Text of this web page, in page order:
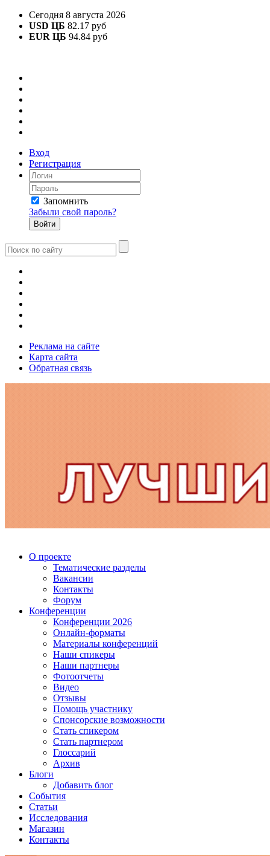
Сегодня 8 августа 2026
USD ЦБ 82.17 руб
EUR ЦБ 94.84 руб
Вход
Регистрация
Запомнить
Забыли свой пароль?
Реклама на сайте
Карта сайта
Обратная связь
О проекте
Тематические разделы
Вакансии
Контакты
Форум
Конференции
Конференции 2026
Онлайн-форматы
Материалы конференций
Наши спикеры
Наши партнеры
Фотоотчеты
Видео
Отзывы
Помощь участнику
Спонсорские возможности
Стать спикером
Стать партнером
Глоссарий
Архив
Блоги
Добавить блог
События
Статьи
Исследования
Магазин
Контакты